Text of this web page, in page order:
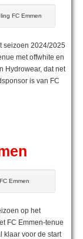
FC Emmen
seizoen 2024/2025
met offwhite en
Hydrowear, dat net
is van FC
Emmen
op het
FC Emmen-tenue
klaar voor de start